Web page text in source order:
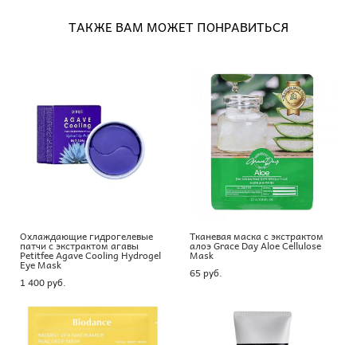
ТАКЖЕ ВАМ МОЖЕТ ПОНРАВИТЬСЯ
Охлаждающие гидрогелевые
патчи с экстрактом агавы
Petitfee Agave Cooling Hydrogel
Eye Mask
1 400 pуб.
Тканевая маска с экстрактом
алоэ Grace Day Aloe Cellulose
Mask
65 pуб.